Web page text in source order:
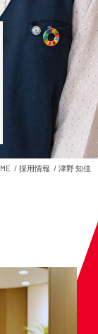
採用情報 津野 知佳